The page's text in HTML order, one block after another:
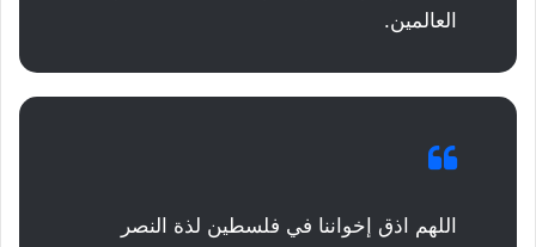
العالمين.
اللهم اذق إخواننا في فلسطين لذة النصر